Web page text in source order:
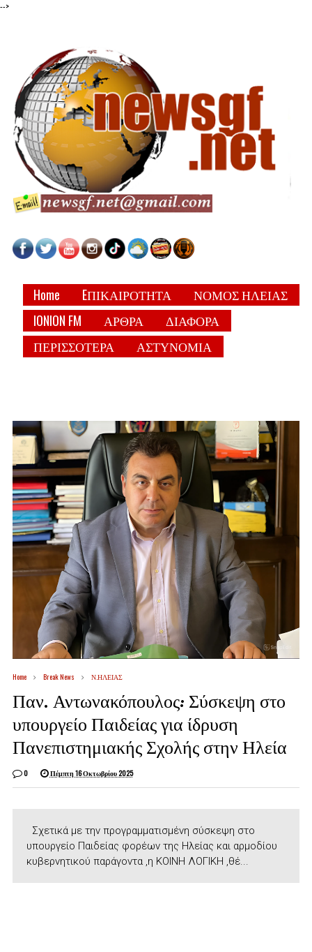
-->
Home EΠΙΚΑΙΡΟΤΗΤΑ
ΝΟΜΟΣ ΗΛΕΙΑΣ
IONION FM
ΑΡΘΡΑ
ΔΙΑΦΟΡΑ
ΠΕΡΙΣΣΟΤΕΡΑ
ΑΣΤΥΝΟΜΙΑ
Home Break News Ν.ΗΛΕΙΑΣ
Παν. Αντωνακόπουλος: Σύσκεψη στο
υπουργείο Παιδείας για ίδρυση
Πανεπιστημιακής Σχολής στην Ηλεία
0 Πέμπτη 16 Οκτωβρίου 2025
Σχετικά με την προγραμματισμένη σύσκεψη στο
υπουργείο Παιδείας φορέων της Ηλείας και αρμοδίου
κυβερνητικού παράγοντα ,η ΚΟΙΝΗ ΛΟΓΙΚΗ ,θέ...